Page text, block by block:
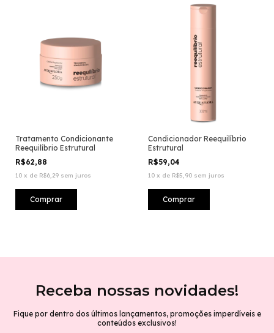
Tratamento Condicionante
Reequilíbrio Estrutural
R$62,88
10 x de R$6,29 sem juros
Condicionador Reequilíbrio
Estrutural
R$59,04
10 x de R$5,90 sem juros
Receba nossas novidades!
Fique por dentro dos últimos lançamentos, promoções imperdíveis e
conteúdos exclusivos!